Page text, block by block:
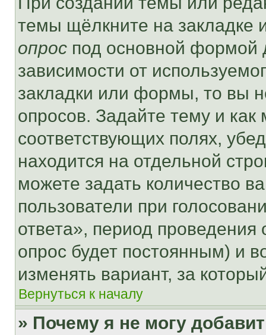
темы щёлкните на
опрос под основной формой
зависимости от
закладки или формы, то вы
опросов. Задайте тему и
соответствующих полях,
находится на отдельной
можете задать количество
пользователи при
ответа», период проведения
опрос будет постоянным) и
изменять вариант, за
Вернуться к началу
» Почему я не могу